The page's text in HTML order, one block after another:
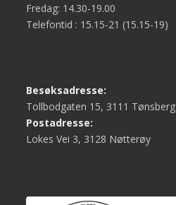
Fredag: 14.30-19.00
Telefontid : 15.15-21 (15.15-19)
Besøksadresse:
Tollbodgaten 15, 3111 Tønsberg
Postadresse:
Lokes Vei 3, 3128 Nøtterøy